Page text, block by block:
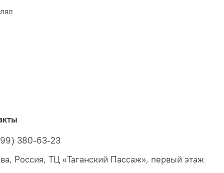
380-63-23
Россия, ТЦ «Таганский Пассаж», первый этаж